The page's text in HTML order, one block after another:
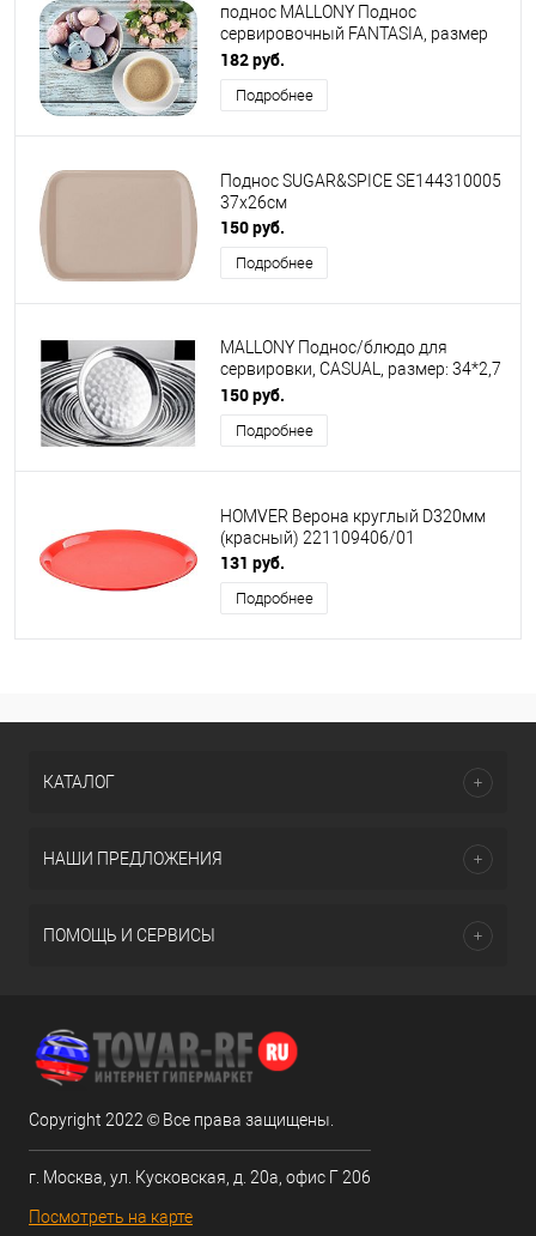
поднос MALLONY Поднос
сервировочный FANTASIA, размер
28,9*18,9*1,8 см, из термостойкого
пластика с дизайном (008259)
182 руб.
Подробнее
Поднос SUGAR&SPICE SE144310005
37х26см
150 руб.
Подробнее
MALLONY Поднос/блюдо для
сервировки, CASUAL, размер: 34*2,7
см из нержавеющей стали (108424)
150 руб.
Подробнее
HOMVER Верона круглый D320мм
(красный) 221109406/01
131 руб.
Подробнее
КАТАЛОГ
НАШИ ПРЕДЛОЖЕНИЯ
ПОМОЩЬ И СЕРВИСЫ
Copyright 2022 © Все права защищены.
г. Москва, ул. Кусковская, д. 20а, офис Г 206
Посмотреть на карте